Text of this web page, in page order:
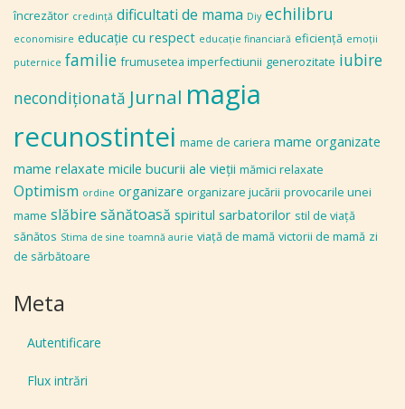
încrezător credinţă dificultati de mama Diy echilibru
economisire educaţie cu respect educaţie financiară eficiență emoţii
puternice familie frumusetea imperfectiunii generozitate iubire
necondiţionată Jurnal magia
recunostintei mame de cariera mame organizate
mame relaxate micile bucurii ale vieţii mămici relaxate
Optimism ordine organizare organizare jucării provocarile unei
mame slăbire sănătoasă spiritul sarbatorilor stil de viaţă
sănătos Stima de sine toamnă aurie viaţă de mamă victorii de mamă zi
de sărbătoare
Meta
Autentificare
Flux intrări